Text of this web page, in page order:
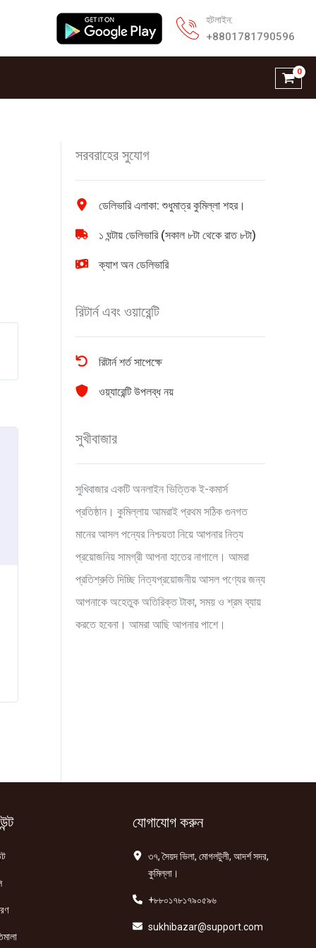
হটলাইন:
+8801781790596
সরবরাহের সুযোগ
ডেলিভারি এলাকা: শুধুমাত্র কুমিল্লা শহর।
১ ঘন্টায় ডেলিভারি (সকাল ৮টা থেকে রাত ৮টা)
ক্যাশ অন ডেলিভারি
রিটার্ন এবং ওয়ারেন্টি
রিটার্ন শর্ত সাপেক্ষে
ওয়্যারেন্টি উপলব্ধ নয়
সুখীবাজার
সুখিবাজার একটি অনলাইন ভিত্তিক ই-কমার্স
প্রতিষ্ঠান। কুমিল্লায় আমরাই প্রথম সঠিক গুনগত
মানের আসল পন্যের নিশ্চয়তা নিয়ে আপনার নিত্য
প্রয়োজনিয় সামগ্রী আপনা হাতের নাগালে। আমরা
প্রতিশ্রুতি দিচ্ছি নিত্যপ্রয়োজনীয় আসল পণ্যের জন্য
আপনাকে অহেতুক অতিরিক্ত টাকা, সময় ও শ্রম ব্যায়
করতে হবেনা। আমরা আছি আপনার পাশে।
যোগাযোগ করুন
৩৭, সৈয়দ ভিলা, মোগলটুলী, আদর্শ সদর,
কুমিল্লা।
+৮৮০১৭৮১৭৯০৫৯৬
sukhibazar@support.com